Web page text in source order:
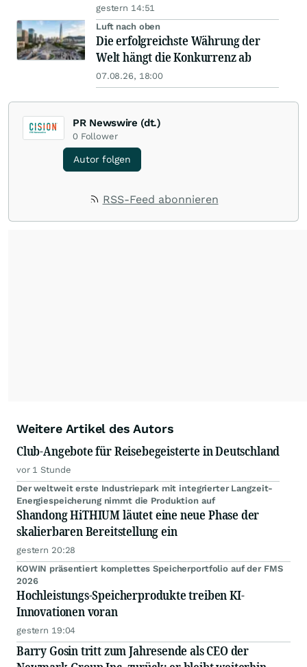
gestern 14:51
Luft nach oben
Die erfolgreichste Währung der
Welt hängt die Konkurrenz ab
07.08.26, 18:00
PR Newswire (dt.)
0 Follower
Autor folgen
RSS-Feed abonnieren
Weitere Artikel des Autors
Club-Angebote für Reisebegeisterte in Deutschland
vor 1 Stunde
Der weltweit erste Industriepark mit integrierter Langzeit-
Energiespeicherung nimmt die Produktion auf
Shandong HiTHIUM läutet eine neue Phase der
skalierbaren Bereitstellung ein
gestern 20:28
KOWIN präsentiert komplettes Speicherportfolio auf der FMS
2026
Hochleistungs-Speicherprodukte treiben KI-
Innovationen voran
gestern 19:04
Barry Gosin tritt zum Jahresende als CEO der